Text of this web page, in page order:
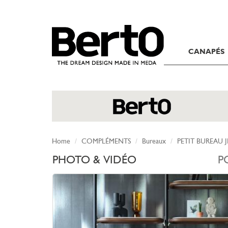
CANAPÉS
Home COMPLÉMENTS Bureaux PETIT BUREAU
PHOTO & VIDÉO